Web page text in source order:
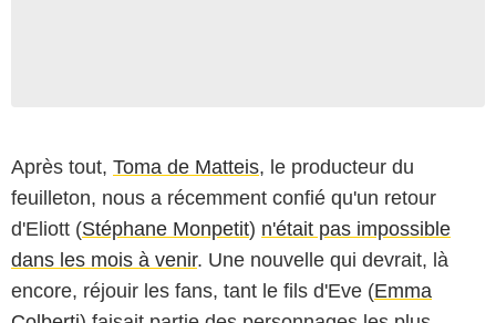
Après tout, Toma de Matteis, le producteur du
feuilleton, nous a récemment confié qu'un retour
d'Eliott (Stéphane Monpetit) n'était pas impossible
dans les mois à venir. Une nouvelle qui devrait, là
encore, réjouir les fans, tant le fils d'Eve (Emma